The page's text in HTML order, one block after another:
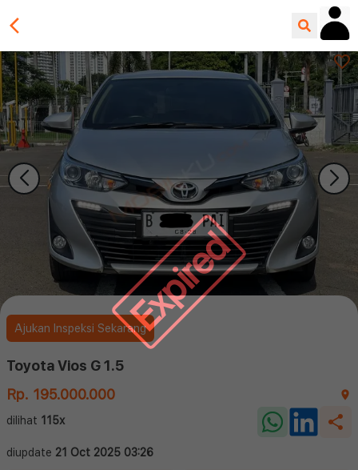
Expired
Ajukan Inspeksi Sekarang
Toyota Vios G 1.5
Rp. 195.000.000
dilihat 115x
diupdate 21 Oct 2025 03:26